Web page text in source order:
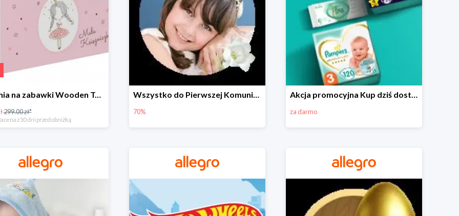
Skrzynia na zabawki Wooden Toys -57%
299.00 zł*
cena z 30 dni przed obniżką
Wszystko do Pierwszej Komunii na Allegro do -70%
70%
Akcja promocyjna Kup dziś dostawa jutro
za darmo